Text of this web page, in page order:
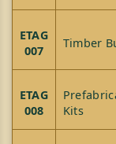
ETAG
007
Timber
ETAG
008
Kits